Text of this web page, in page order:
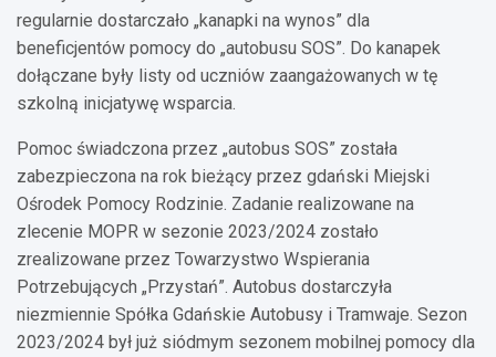
regularnie dostarczało „kanapki na wynos” dla
beneficjentów pomocy do „autobusu SOS”. Do kanapek
dołączane były listy od uczniów zaangażowanych w tę
szkolną inicjatywę wsparcia.
Pomoc świadczona przez „autobus SOS” została
zabezpieczona na rok bieżący przez gdański Miejski
Ośrodek Pomocy Rodzinie. Zadanie realizowane na
zlecenie MOPR w sezonie 2023/2024 zostało
zrealizowane przez Towarzystwo Wspierania
Potrzebujących „Przystań”. Autobus dostarczyła
niezmiennie Spółka Gdańskie Autobusy i Tramwaje. Sezon
2023/2024 był już siódmym sezonem mobilnej pomocy dla